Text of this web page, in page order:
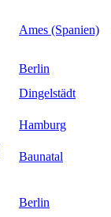
Ames (Spanien)
Berlin
Dingelstädt
Hamburg
Baunatal
Berlin